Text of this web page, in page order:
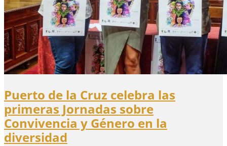
Puerto de la Cruz celebra las
primeras Jornadas sobre
Convivencia y Género en la
diversidad